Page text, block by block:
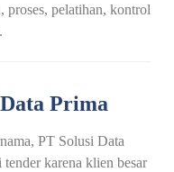
proses, pelatihan, kontrol
Prima
PT Solusi Data
karena klien besar